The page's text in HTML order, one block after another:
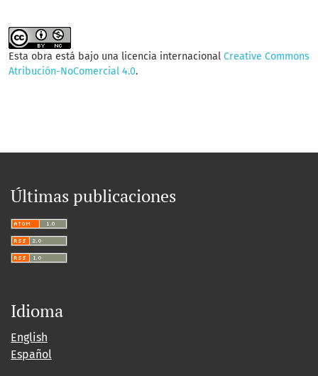
Esta obra está bajo una licencia internacional Creative Commons
Atribución-NoComercial 4.0.
Últimas publicaciones
Idioma
English
Español